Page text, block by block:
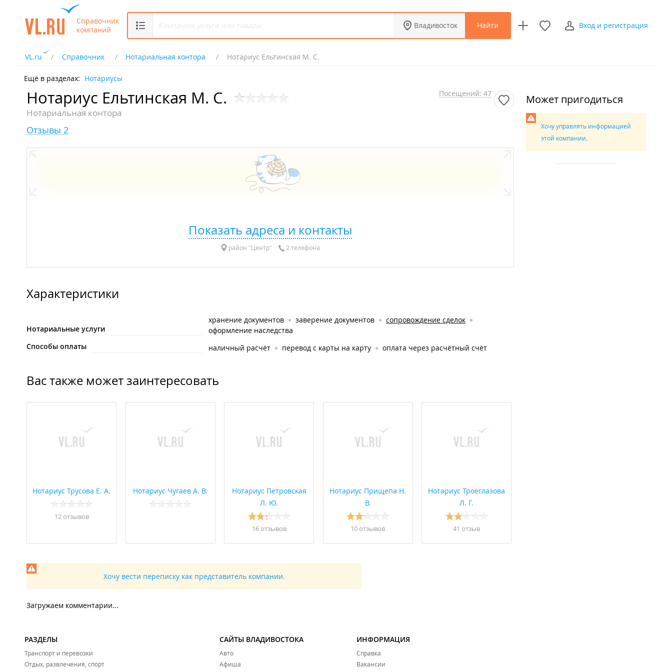
Справочник
компаний
Владивосток Найти Вход и регистрация
VL.ru Справочник Нотариальная контора Нотариус Ельтинская М. С.
Ещё в разделах: Нотариусы
Нотариус Ельтинская М. С.
Нотариальная контора
Посещений: 47
Отзывы 2
Показать адреса и контакты
район "Центр" 2 телефона
Характеристики
Нотариальные услуги
хранение документов заверение документов
сопровождение сделок
оформление наследства
Способы оплаты
наличный расчёт перевод с карты на карту оплата через расчётный счёт
Вас также может заинтересовать
Нотариус Трусова Е. А.
12 отзывов
Нотариус Чугаев А. В.
Нотариус Петровская
Л. Ю.
16 отзывов
Нотариус Прищепа Н.
В.
10 отзывов
Нотариус Троеглазова
Л. Г.
41 отзыв
Хочу вести переписку как представитель компании.
Загружаем комментарии...
Может пригодиться
Хочу управлять информацией
этой компании.
РАЗДЕЛЫ
Транспорт и перевозки
Отдых, развлечения, спорт
САЙТЫ ВЛАДИВОСТОКА
Авто
Афиша
ИНФОРМАЦИЯ
Справка
Вакансии